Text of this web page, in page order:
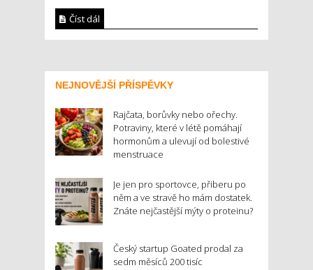
Číst dál
NEJNOVĚJŠÍ PŘÍSPĚVKY
Rajčata, borůvky nebo ořechy.
Potraviny, které v létě pomáhají
hormonům a ulevují od bolestivé
menstruace
Je jen pro sportovce, přiberu po
něm a ve stravě ho mám dostatek.
Znáte nejčastější mýty o proteinu?
Český startup Goated prodal za
sedm měsíců 200 tisíc